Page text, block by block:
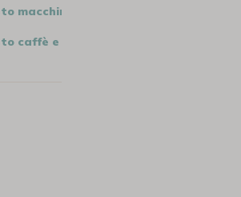
macchine
caffè e tè